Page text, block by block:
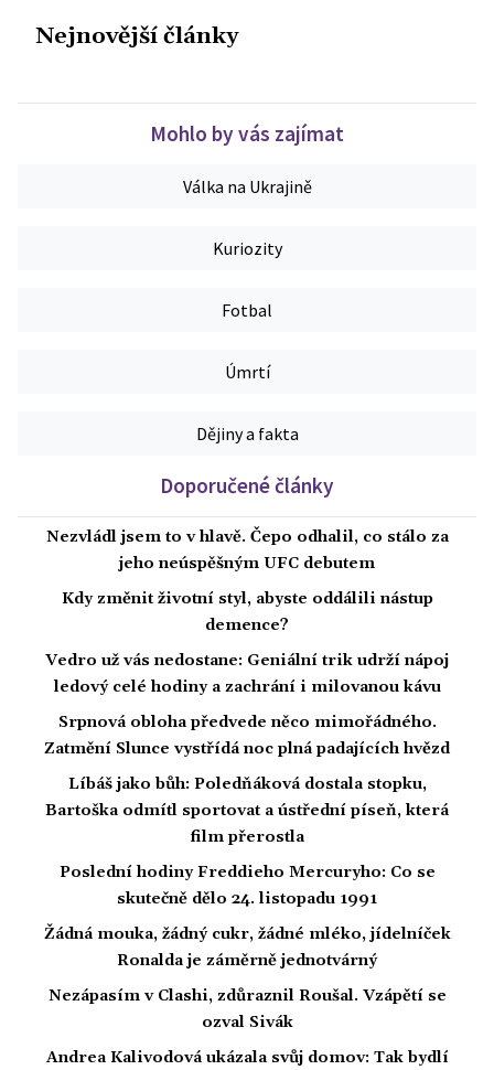
Nejnovější články
Mohlo by vás zajímat
Válka na Ukrajině
Kuriozity
Fotbal
Úmrtí
Dějiny a fakta
Doporučené články
Nezvládl jsem to v hlavě. Čepo odhalil, co stálo za
jeho neúspěšným UFC debutem
Kdy změnit životní styl, abyste oddálili nástup
demence?
Vedro už vás nedostane: Geniální trik udrží nápoj
ledový celé hodiny a zachrání i milovanou kávu
Srpnová obloha předvede něco mimořádného.
Zatmění Slunce vystřídá noc plná padajících hvězd
Líbáš jako bůh: Poledňáková dostala stopku,
Bartoška odmítl sportovat a ústřední píseň, která
film přerostla
Poslední hodiny Freddieho Mercuryho: Co se
skutečně dělo 24. listopadu 1991
Žádná mouka, žádný cukr, žádné mléko, jídelníček
Ronalda je záměrně jednotvárný
Nezápasím v Clashi, zdůraznil Roušal. Vzápětí se
ozval Sivák
Andrea Kalivodová ukázala svůj domov: Tak bydlí